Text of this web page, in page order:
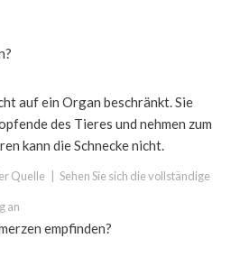
auf ein Organ beschränkt. Sie
des Tieres und nehmen zum
kann die Schnecke nicht.
Quelle Sehen Sie sich die vollständige
an
empfinden?